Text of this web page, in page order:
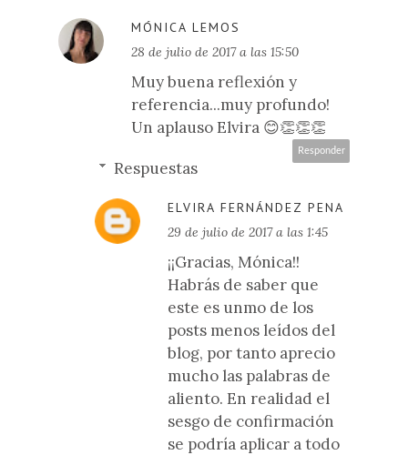
MÓNICA LEMOS
28 de julio de 2017 a las 15:50
Muy buena reflexión y
referencia...muy profundo!
Un aplauso Elvira 😊👏👏👏
Responder
Respuestas
ELVIRA FERNÁNDEZ PENA
29 de julio de 2017 a las 1:45
¡¡Gracias, Mónica!!
Habrás de saber que
este es unmo de los
posts menos leídos del
blog, por tanto aprecio
mucho las palabras de
aliento. En realidad el
sesgo de confirmación
se podría aplicar a todo